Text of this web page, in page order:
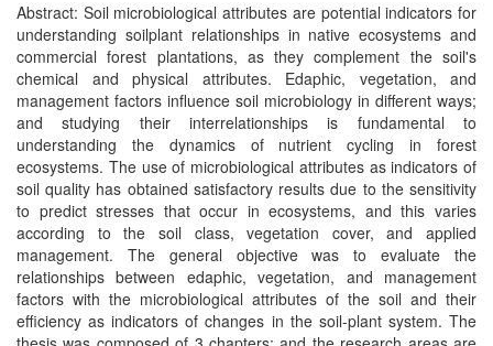
Abstract: Soil microbiological attributes are potential indicators for
understanding soilplant relationships in native ecosystems and
commercial forest plantations, as they complement the soil's
chemical and physical attributes. Edaphic, vegetation, and
management factors influence soil microbiology in different ways;
and studying their interrelationships is fundamental to
understanding the dynamics of nutrient cycling in forest
ecosystems. The use of microbiological attributes as indicators of
soil quality has obtained satisfactory results due to the sensitivity
to predict stresses that occur in ecosystems, and this varies
according to the soil class, vegetation cover, and applied
management. The general objective was to evaluate the
relationships between edaphic, vegetation, and management
factors with the microbiological attributes of the soil and their
efficiency as indicators of changes in the soil-plant system. The